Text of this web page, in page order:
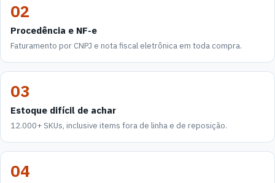
02
Procedência e NF-e
Faturamento por CNPJ e nota fiscal eletrônica em toda compra.
03
Estoque difícil de achar
12.000+ SKUs, inclusive items fora de linha e de reposição.
04